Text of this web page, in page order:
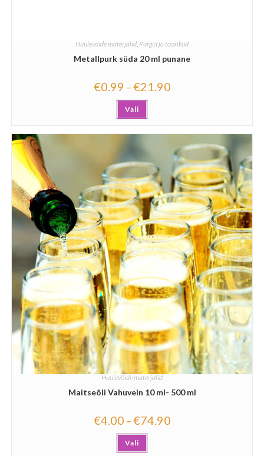
Huulevõide materjalid, Purgid ja toorikud
Metallpurk süda 20 ml punane
€0.99 –€21.90
Vali
Huulevõide materjalid
Maitseõli Vahuvein 10 ml- 500 ml
€4.00 –€74.90
Vali